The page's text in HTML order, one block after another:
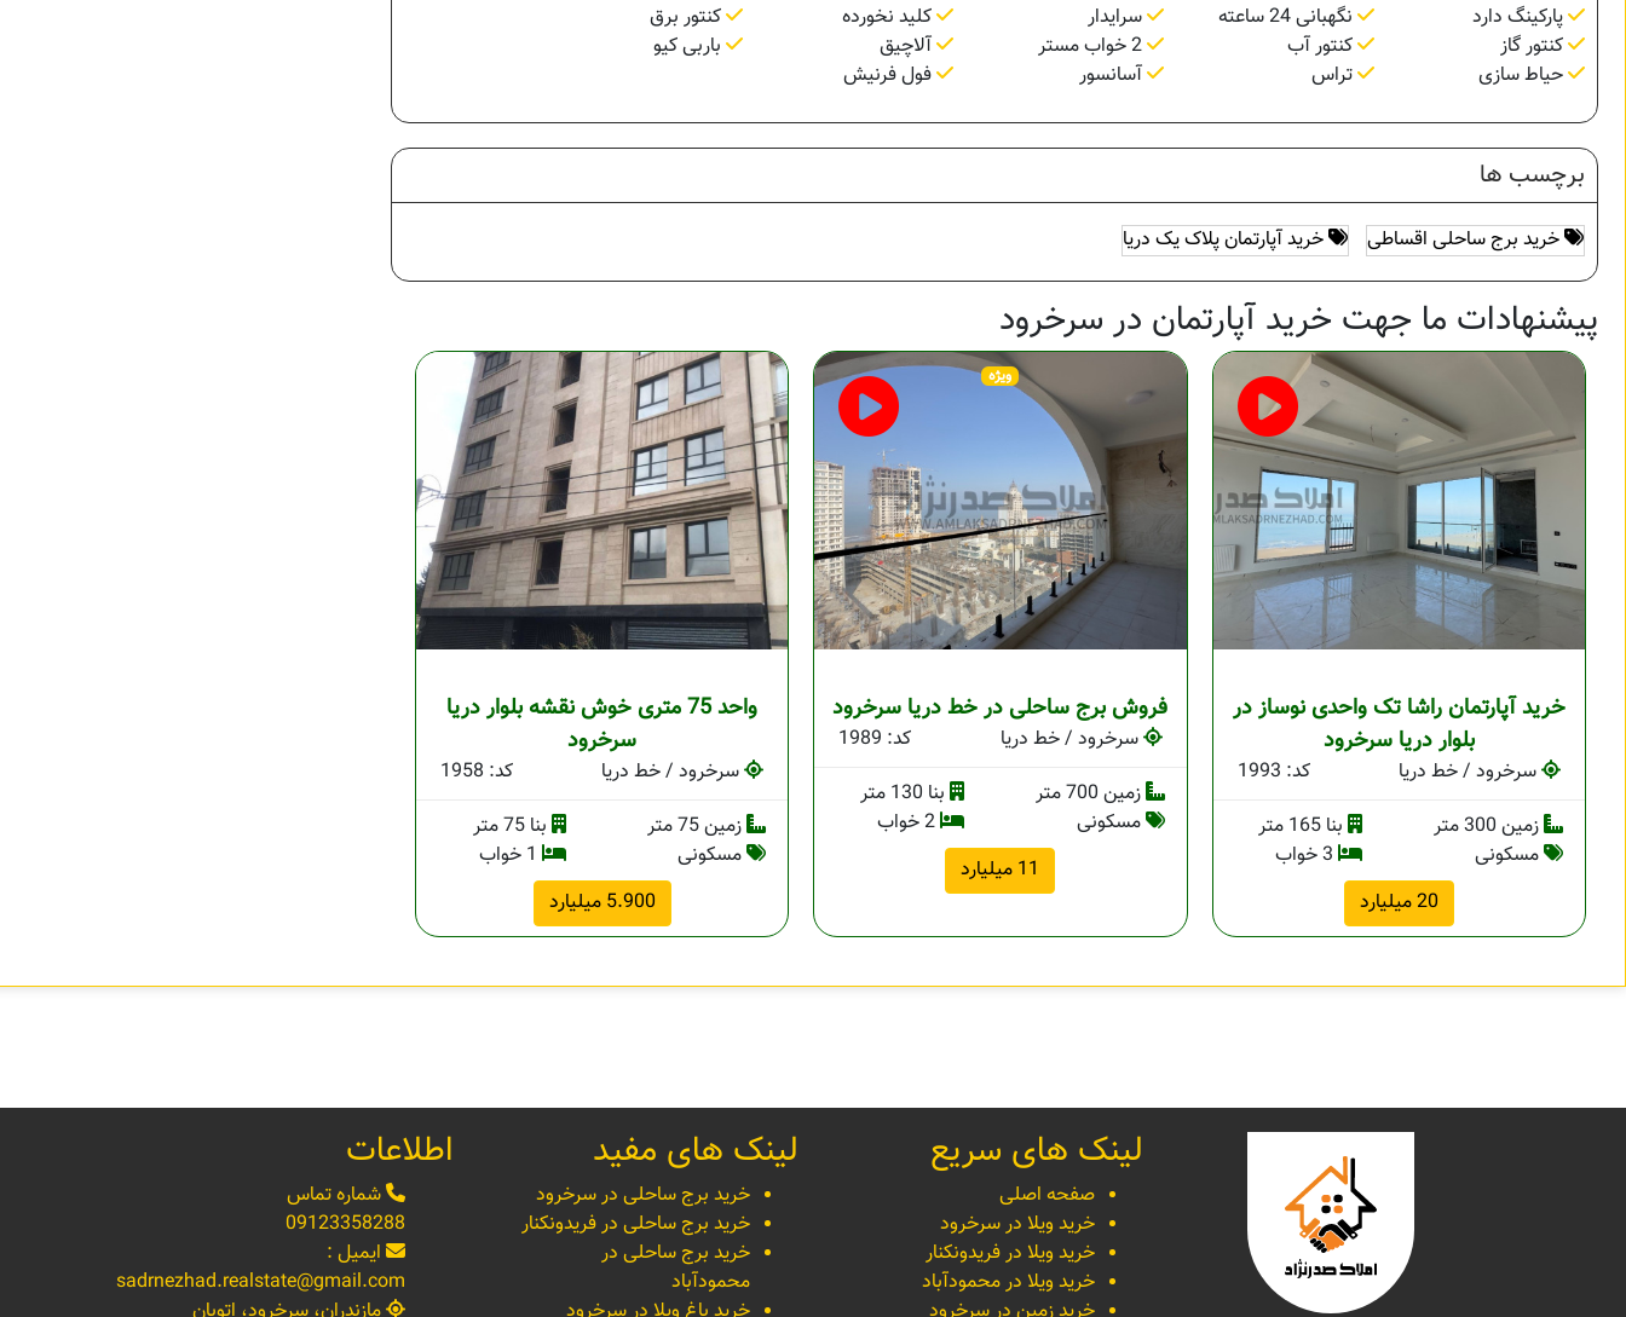
پارکینگ دارد نگهبانی 24 ساعته سرایدار کلید نخورده
کنتور برق
کنتور گاز
کنتور آب آلاچیق
باربی کیو
حیاط سازی
تراس آسانسور فول فرنیش
برچسب ها
خرید برج ساحلی اقساطی خرید آپارتمان پلاک یک دریا
پیشنهادات ما جهت خرید آپارتمان در سرخرود
خرید آپارتمان راشا تک واحدی نوساز در
بلوار دریا سرخرود
سرخرود / خط دریا
کد: 1993
زمین 300 متر
بنا 165 متر
مسکونی
3 خواب
20 میلیارد
ویژه
فروش برج ساحلی در خط دریا سرخرود
سرخرود / خط دریا
کد: 1989
زمین 700 متر
بنا 130 متر
مسکونی
2 خواب
11 میلیارد
واحد 75 متری خوش نقشه بلوار دریا
سرخرود
سرخرود / خط دریا
کد: 1958
زمین 75 متر
بنا 75 متر
مسکونی
5.900 میلیارد
لینک های سریع
صفحه اصلی
خرید ویلا در سرخرود
خرید ویلا در فریدونکنار
خرید ویلا در محمودآباد
لینک های مفید
خرید برج ساحلی در سرخرود
خرید برج ساحلی در فریدونکنار
خرید برج ساحلی در
محمودآباد
اطلاعات
شماره تماس
09123358288
ایمیل :
sadrnezhad.realstate@gmail.com